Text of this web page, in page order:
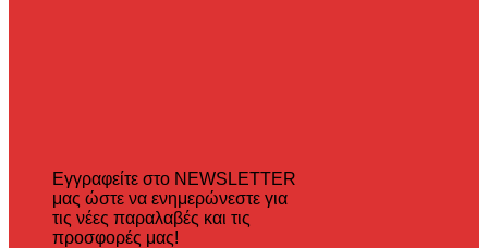
Εγγραφείτε στο NEWSLETTER
μας ώστε να ενημερώνεστε για
τις νέες παραλαβές και τις
προσφορές μας!